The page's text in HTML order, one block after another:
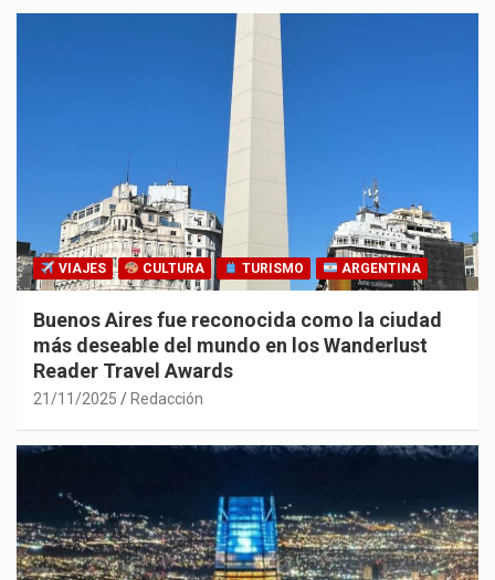
VIAJES CULTURA TURISMO ARGENTINA
Buenos Aires fue reconocida como la ciudad
más deseable del mundo en los Wanderlust
Reader Travel Awards
21/11/2025 Redacción